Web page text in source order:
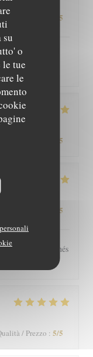
su
o
le tue
le
/ Prezzo /5
il y a pas
/5
/5
copieux et raffinés
/ Prezzo : 5/5